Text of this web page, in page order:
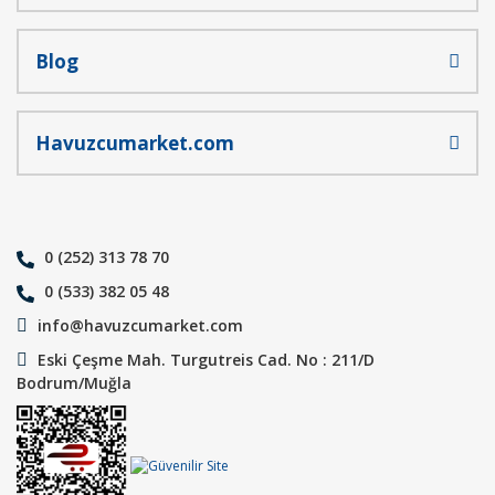
Blog
Havuzcumarket.com
0 (252) 313 78 70
0 (533) 382 05 48
info@havuzcumarket.com
Eski Çeşme Mah. Turgutreis Cad. No : 211/D
Bodrum/Muğla